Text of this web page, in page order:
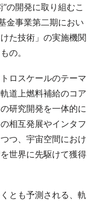
の開発に取り組むこ
金事業第二期におい
た技術」の実施機関
の。
ロスケールのテーマ
道上燃料補給のコア
研究開発を一体的に
相互発展やインタフ
つ、宇宙空間におけ
世界に先駆けて獲得
とも予測される、軌